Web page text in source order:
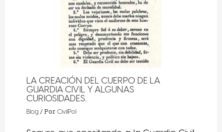
LA CREACIÓN DEL CUERPO DE LA
GUARDIA CIVIL Y ALGUNAS
CURIOSIDADES.
Blog/ Por CivilPol